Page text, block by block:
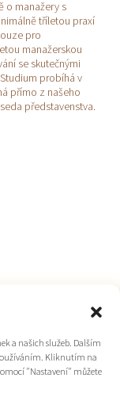
a našich služeb. Dalším
Kliknutím na
"Nastavení" můžete
o manažery s
tříletou praxí
pro
manažerskou
se skutečnými
probíhá v
přímo z našeho
představenstva.